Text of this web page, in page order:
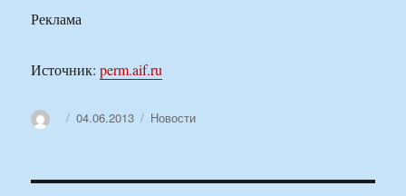
Реклама
Источник:perm.aif.ru
АвторОпубликовано
04.06.2013 Рубрики
Новости